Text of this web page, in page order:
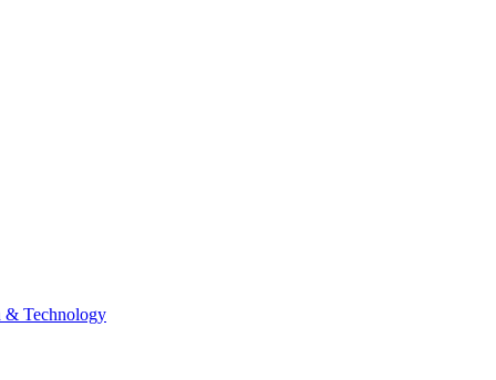
Technology